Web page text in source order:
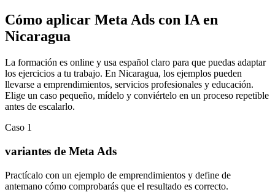
Cómo aplicar Meta Ads con IAen
Nicaragua
La formación es online y usa español claro para que puedas adaptar
los ejercicios a tu trabajo. En Nicaragua, los ejemplos pueden
llevarse a emprendimientos, servicios profesionales y educación.
Elige un caso pequeño, mídelo y conviértelo en un proceso repetible
antes de escalarlo.
Caso 1
variantes de Meta Ads
Practícalo con un ejemplo de emprendimientos y define de
antemano cómo comprobarás que el resultado es correcto.